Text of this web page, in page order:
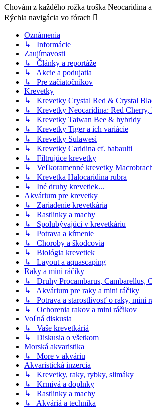
Chovám z každého rožka troška Neocaridina
Rýchla navigácia vo fórach
Oznámenia
↳ Informácie
Zaujímavosti
↳ Články a reportáže
↳ Akcie a podujatia
↳ Pre začiatočníkov
Krevetky
↳ Krevetky Crystal Red & Crystal
↳ Krevetky Neocaridina: Red Cherry,
↳ Krevetky Taiwan Bee & hybridy
↳ Krevetky Tiger a ich variácie
↳ Krevetky Sulawesi
↳ Krevetky Caridina cf. babaulti
↳ Filtrujúce krevetky
↳ Veľkoramenné krevetky
↳ Krevetka Halocaridina rubra
↳ Iné druhy krevetiek...
Akvárium pre krevetky
↳ Zariadenie krevetkária
↳ Rastlinky a machy
↳ Spolubývajúci v krevetkáriu
↳ Potrava a kŕmenie
↳ Choroby a škodcovia
↳ Biológia krevetiek
↳ Layout a aquascaping
Raky a mini ráčiky
↳ Druhy Procambarus, Cambarellus,
↳ Akvárium pre raky a mini ráčiky
↳ Potrava a starostlivosť o raky, mini
↳ Ochorenia rakov a mini ráčikov
Voľná diskusia
↳ Vaše krevetkáriá
↳ Diskusia o všetkom
Morská akvaristika
↳ More v akváriu
Akvaristická inzercia
↳ Krevetky, raky, rybky, slimáky
↳ Krmivá a doplnky
↳ Rastlinky a machy
↳ Akváriá a technika